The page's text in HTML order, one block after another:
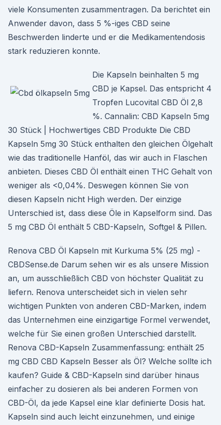
viele Konsumenten zusammentragen. Da berichtet ein
Anwender davon, dass 5 %-iges CBD seine
Beschwerden linderte und er die Medikamentendosis
stark reduzieren konnte.
Die Kapseln beinhalten 5 mg
CBD je Kapsel. Das entspricht 4
Tropfen Lucovital CBD Öl 2,8
%. Cannalin: CBD Kapseln 5mg
30 Stück | Hochwertiges CBD Produkte Die CBD
Kapseln 5mg 30 Stück enthalten den gleichen Ölgehalt
wie das traditionelle Hanföl, das wir auch in Flaschen
anbieten. Dieses CBD Öl enthält einen THC Gehalt von
weniger als <0,04%. Deswegen können Sie von
diesen Kapseln nicht High werden. Der einzige
Unterschied ist, dass diese Öle in Kapselform sind. Das
5 mg CBD Öl enthält 5 CBD-Kapseln, Softgel & Pillen.
Renova CBD Öl Kapseln mit Kurkuma 5% (25 mg) -
CBDSense.de Darum sehen wir es als unsere Mission
an, um ausschließlich CBD von höchster Qualität zu
liefern. Renova unterscheidet sich in vielen sehr
wichtigen Punkten von anderen CBD-Marken, indem
das Unternehmen eine einzigartige Formel verwendet,
welche für Sie einen großen Unterschied darstellt.
Renova CBD-Kapseln Zusammenfassung: enthält 25
mg CBD CBD Kapseln Besser als Öl? Welche sollte ich
kaufen? Guide & CBD-Kapseln sind darüber hinaus
einfacher zu dosieren als bei anderen Formen von
CBD-Öl, da jede Kapsel eine klar definierte Dosis hat.
Kapseln sind auch leicht einzunehmen, und einige